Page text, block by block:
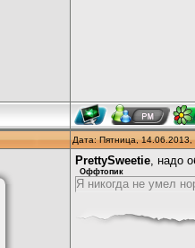
Дата: Пятница,
PrettySweetie, надо
Оффтопик
Я никогда не умел